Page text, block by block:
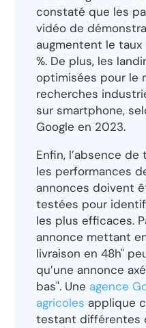
constaté que les
vidéo de
augmentent le
%. De plus, les
optimisées pour le
recherches
sur smartphone,
Google en 2023.
Enfin, l’absence
les performances
annonces doivent
testées pour
les plus efficaces.
annonce mettant
livraison en 48h"
qu’une annonce
bas". Une agence
agricoles applique
testant différentes